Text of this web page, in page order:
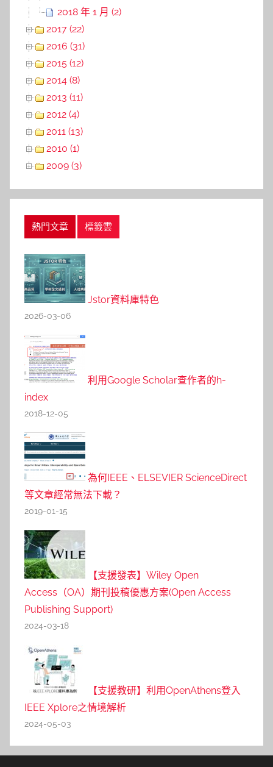
2018 年 1 月 (2)
2017 (22)
2016 (31)
2015 (12)
2014 (8)
2013 (11)
2012 (4)
2011 (13)
2010 (1)
2009 (3)
熱門文章 標籤雲
Jstor資料庫特色
2026-03-06
利用Google Scholar查作者的h-
index
2018-12-05
為何IEEE、ELSEVIER ScienceDirect
等文章經常無法下載？
2019-01-15
【支援發表】Wiley Open
Access（OA）期刊投稿優惠方案(Open Access
Publishing Support)
2024-03-18
【支援教研】利用OpenAthens登入
IEEE Xplore之情境解析
2024-05-03